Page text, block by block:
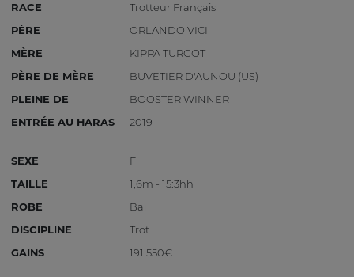
RACE
Trotteur Français
PÈRE
ORLANDO VICI
MÈRE
KIPPA TURGOT
PÈRE DE MÈRE
BUVETIER D'AUNOU (US)
PLEINE DE
BOOSTER WINNER
ENTRÉE AU HARAS
2019
SEXE
F
TAILLE
1,6m - 15:3hh
ROBE
Bai
DISCIPLINE
Trot
GAINS
191 550€